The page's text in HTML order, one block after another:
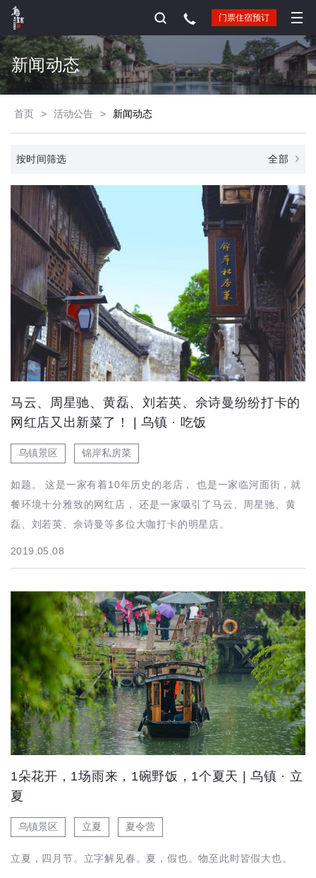
门票住宿预订
新闻动态
首页 > 活动公告 > 新闻动态
按时间筛选 全部
马云、周星驰、黄磊、刘若英、佘诗曼纷纷打卡的
网红店又出新菜了！ | 乌镇 · 吃饭
乌镇景区 锦岸私房菜
如题。 这是一家有着10年历史的老店， 也是一家临河面街，就
餐环境十分雅致的网红店， 还是一家吸引了马云、周星驰、黄
磊、刘若英、佘诗曼等多位大咖打卡的明星店。
2019.05.08
1朵花开，1场雨来，1碗野饭，1个夏天 | 乌镇 · 立
夏
乌镇景区 立夏 夏令营
立夏，四月节。立字解见春。夏，假也。物至此时皆假大也。